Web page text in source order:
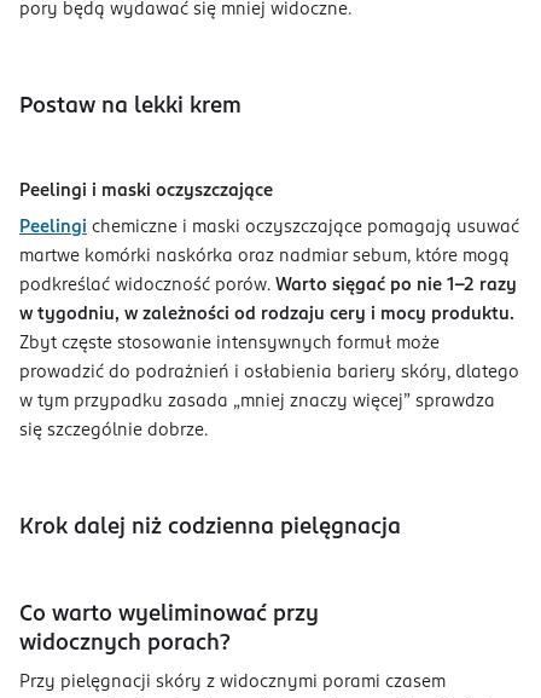
pory będą wydawać się mniej widoczne.
Postaw na lekki krem
Peelingi i maski oczyszczające
Peelingi chemiczne i maski oczyszczające pomagają usuwać
martwe komórki naskórka oraz nadmiar sebum, które mogą
podkreślać widoczność porów. Warto sięgać po nie 1–2 razy
w tygodniu, w zależności od rodzaju cery i mocy produktu.
Zbyt częste stosowanie intensywnych formuł może
prowadzić do podrażnień i osłabienia bariery skóry, dlatego
w tym przypadku zasada „mniej znaczy więcej” sprawdza
się szczególnie dobrze.
Krok dalej niż codzienna pielęgnacja
Co warto wyeliminować przy
widocznych porach?
Przy pielęgnacji skóry z widocznymi porami czasem